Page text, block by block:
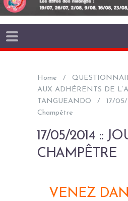
Home
AUX ADHÉRENTS DE
TANGUEANDO
17/05/
Champêtre
17/05/2014 ::
CHAMPÊTRE
VENEZ